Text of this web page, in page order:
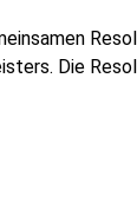
Die